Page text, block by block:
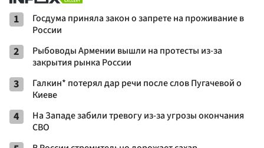
1
Госдума приняла закон о запрете на проживание в
России
2
Рыбоводы Армении вышли на протесты из-за
закрытия рынка России
3
Галкин* потерял дар речи после слов Пугачевой о
Киеве
4
На Западе забили тревогу из-за угрозы окончания
СВО